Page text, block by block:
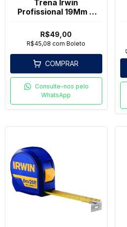
Trena Irwin
Profissional 19Mm X
R$49,00
R$45,08com Boleto
COMPRAR
Consulte-nos pelo
WhatsApp